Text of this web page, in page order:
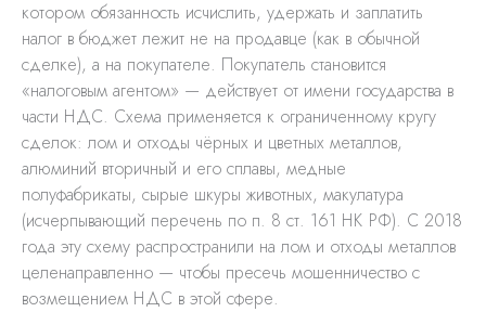
котором обязанность исчислить, удержать и заплатить
налог в бюджет лежит не на продавце (как в обычной
сделке), а на покупателе. Покупатель становится
«налоговым агентом» — действует от имени государства в
части НДС. Схема применяется к ограниченному кругу
сделок: лом и отходы чёрных и цветных металлов,
алюминий вторичный и его сплавы, медные
полуфабрикаты, сырые шкуры животных, макулатура
(исчерпывающий перечень по п. 8 ст. 161 НК РФ). С 2018
года эту схему распространили на лом и отходы металлов
целенаправленно — чтобы пресечь мошенничество с
возмещением НДС в этой сфере.